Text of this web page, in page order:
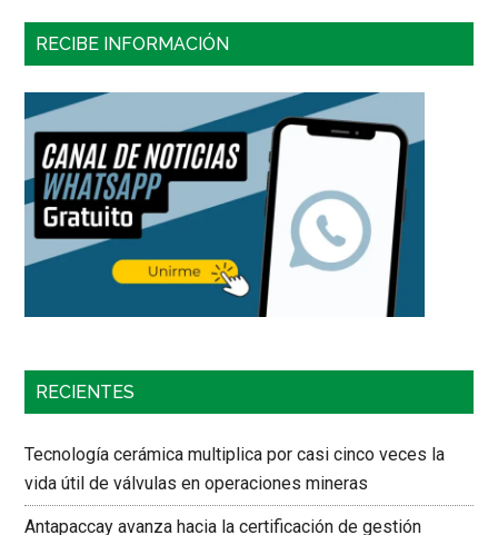
RECIBE INFORMACIÓN
RECIENTES
Tecnología cerámica multiplica por casi cinco veces la
vida útil de válvulas en operaciones mineras
Antapaccay avanza hacia la certificación de gestión